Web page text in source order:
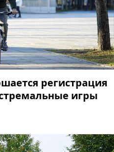
регистрация
игры